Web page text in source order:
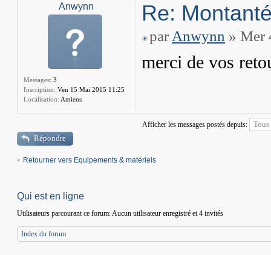
Anwynn
Messages: 3
Inscription: Ven 15 Mai 2015 11:25
Localisation: Amiens
Re:
par Anwynn » Mer
merci de vos
Afficher les messages postés depuis:
Répondre
Retourner vers Equipements & matériels
Qui est en ligne
Utilisateurs parcourant ce forum: Aucun utilisateur enregistré et 4 invités
Index du forum